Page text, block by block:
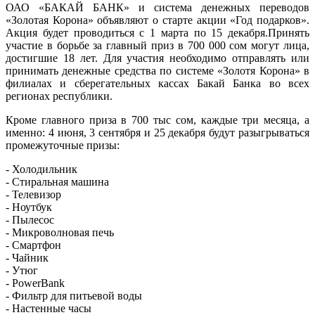
ОАО «БАКАЙ БАНК» и система денежных переводов
«Золотая Корона» объявляют о старте акции «Год подарков».
Акция будет проводиться с 1 марта по 15 декабря.Принять
участие в борьбе за главный приз в 700 000 сом могут лица,
достигшие 18 лет. Для участия необходимо отправлять или
принимать денежные средства по системе «Золотя Корона» в
филиалах и сберегательных кассах Бакай Банка во всех
регионах республики.
Кроме главного приза в 700 тыс сом, каждые три месяца, а
именно: 4 июня, 3 сентября и 25 декабря будут разыгрываться
промежуточные призы:
- Холодильник
- Стиральная машина
- Телевизор
- Ноутбук
- Пылесос
- Микроволновая печь
- Смартфон
- Чайник
- Утюг
- PowerBank
- Фильтр для питьевой воды
- Настенные часы